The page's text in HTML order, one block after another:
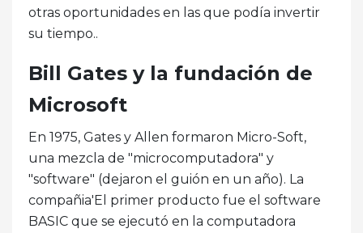
otras oportunidades en las que podía invertir
su tiempo..
Bill Gates y la fundación de
Microsoft
En 1975, Gates y Allen formaron Micro-Soft,
una mezcla de "microcomputadora" y
"software" (dejaron el guión en un año). La
compañia'El primer producto fue el software
BASIC que se ejecutó en la computadora